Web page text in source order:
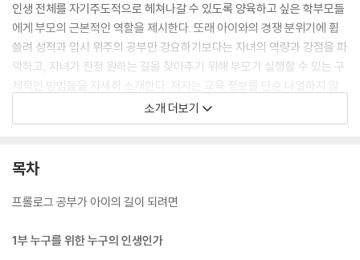
인생 전체를 자기주도적으로 헤쳐나갈 수 있도록 양육하고 싶은 학부모들
에게 부모의 근본적인 역할을 제시한다. 또래 아이와의 경쟁 분위기에 휩
쓸려 성적과 입시 위주의 공부만 강요하기보다는 자녀의 역량과 강점을 파
악하고, 자녀가 진정 원하는 길을 찾아주기 위해 부모가 실행할 수 있는 구
체적인 방법들을 자세히 소개한다. 저자는 교육 정보를 단순 나열하지 않
으며, 지난 10년간 강연 현장에서 부모들로부터 받은 질문들을 세세히 정
리하고, 이에 대한 본질적인 방향을 세계적인 교육대가들의 교육 이론과
소개 더보기
목차
프롤로그 공부가 아이의 길이 되려면
1부 누구를 위한 누구의 인생인가